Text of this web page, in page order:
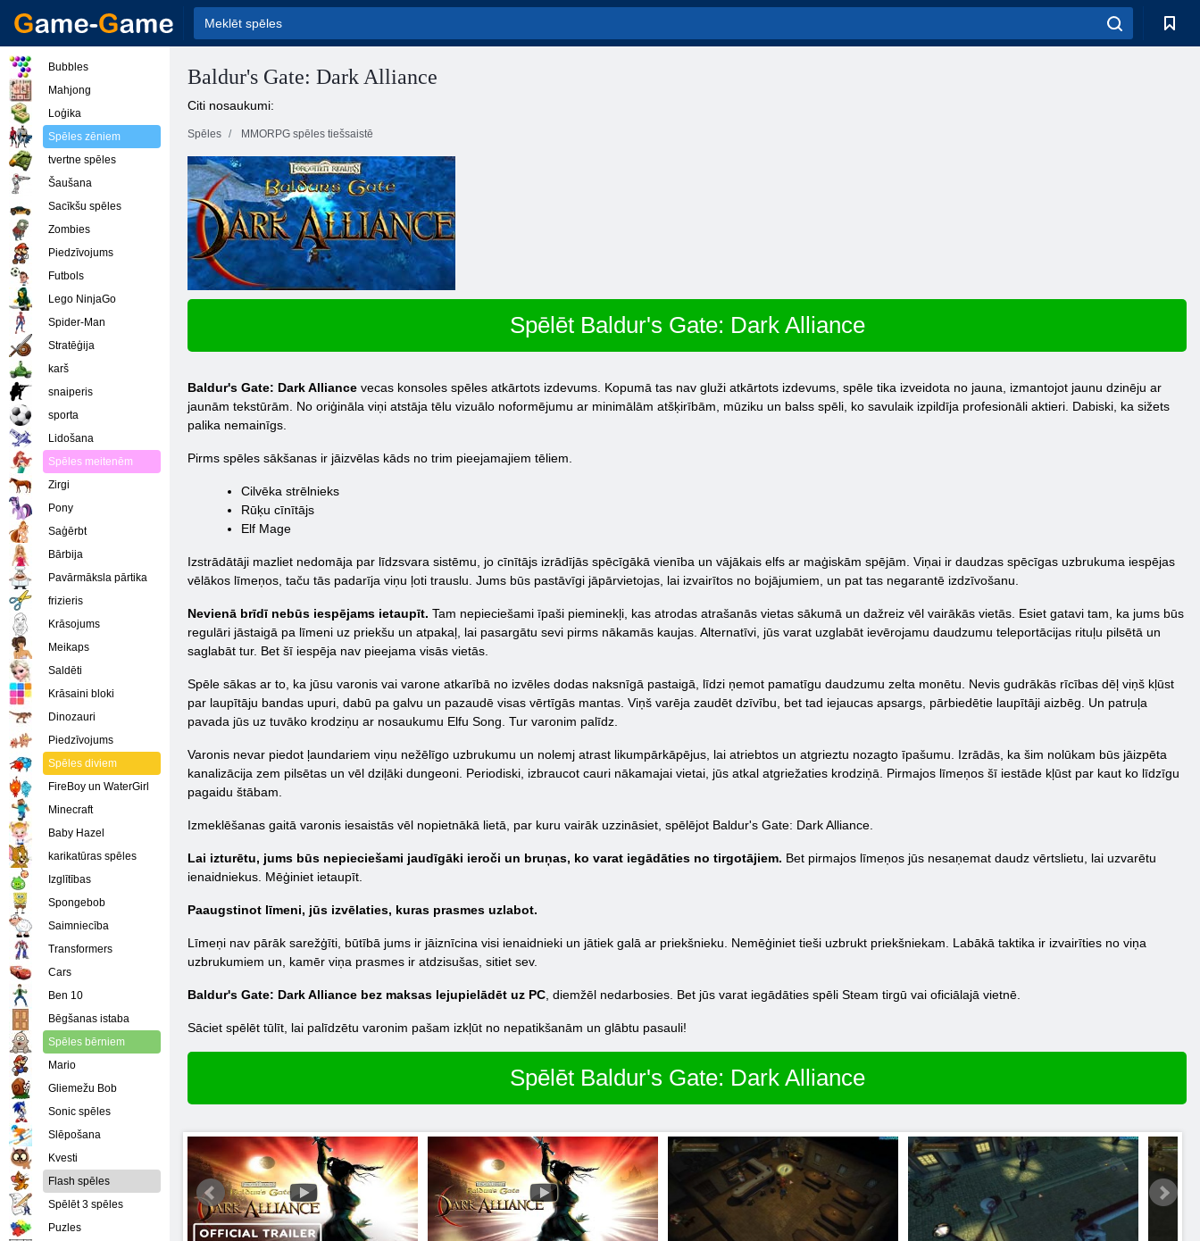
Baldur's Gate: Dark Alliance
Citi nosaukumi:
Spēles MMORPG spēles tiešsaistē
Spēlēt Baldur's Gate: Dark Alliance
Baldur's Gate: Dark Alliance vecas konsoles spēles atkārtots izdevums. Kopumā tas nav gluži atkārtots izdevums, spēle tika izveidota no jauna, izmantojot jaunu dzinēju ar
jaunām tekstūrām. No oriģināla viņi atstāja tēlu vizuālo noformējumu ar minimālām atšķirībām, mūziku un balss spēli, ko savulaik izpildīja profesionāli aktieri. Dabiski, ka sižets
palika nemainīgs.
Pirms spēles sākšanas ir jāizvēlas kāds no trim pieejamajiem tēliem.
Cilvēka strēlnieks
Rūķu cīnītājs
Elf Mage
Izstrādātāji mazliet nedomāja par līdzsvara sistēmu, jo cīnītājs izrādījās spēcīgākā vienība un vājākais elfs ar maģiskām spējām. Viņai ir daudzas spēcīgas uzbrukuma iespējas
vēlākos līmeņos, taču tās padarīja viņu ļoti trauslu. Jums būs pastāvīgi jāpārvietojas, lai izvairītos no bojājumiem, un pat tas negarantē izdzīvošanu.
Nevienā brīdī nebūs iespējams ietaupīt. Tam nepieciešami īpaši pieminekļi, kas atrodas atrašanās vietas sākumā un dažreiz vēl vairākās vietās. Esiet gatavi tam, ka jums būs
regulāri jāstaigā pa līmeni uz priekšu un atpakaļ, lai pasargātu sevi pirms nākamās kaujas. Alternatīvi, jūs varat uzglabāt ievērojamu daudzumu teleportācijas rituļu pilsētā un
saglabāt tur. Bet šī iespēja nav pieejama visās vietās.
Spēle sākas ar to, ka jūsu varonis vai varone atkarībā no izvēles dodas naksnīgā pastaigā, līdzi ņemot pamatīgu daudzumu zelta monētu. Nevis gudrākās rīcības dēļ viņš kļūst
par laupītāju bandas upuri, dabū pa galvu un pazaudē visas vērtīgās mantas. Viņš varēja zaudēt dzīvību, bet tad iejaucas apsargs, pārbiedētie laupītāji aizbēg. Un patruļa
pavada jūs uz tuvāko krodziņu ar nosaukumu Elfu Song. Tur varonim palīdz.
Varonis nevar piedot ļaundariem viņu nežēlīgo uzbrukumu un nolemj atrast likumpārkāpējus, lai atriebtos un atgrieztu nozagto īpašumu. Izrādās, ka šim nolūkam būs jāizpēta
kanalizācija zem pilsētas un vēl dziļāki dungeoni. Periodiski, izbraucot cauri nākamajai vietai, jūs atkal atgriežaties krodziņā. Pirmajos līmeņos šī iestāde kļūst par kaut ko līdzīgu
pagaidu štābam.
Izmeklēšanas gaitā varonis iesaistās vēl nopietnākā lietā, par kuru vairāk uzzināsiet, spēlējot Baldur's Gate: Dark Alliance.
Lai izturētu, jums būs nepieciešami jaudīgāki ieroči un bruņas, ko varat iegādāties no tirgotājiem. Bet pirmajos līmeņos jūs nesaņemat daudz vērtslietu, lai uzvarētu
ienaidniekus. Mēģiniet ietaupīt.
Paaugstinot līmeni, jūs izvēlaties, kuras prasmes uzlabot.
Līmeņi nav pārāk sarežģīti, būtībā jums ir jāiznīcina visi ienaidnieki un jātiek galā ar priekšnieku. Nemēģiniet tieši uzbrukt priekšniekam. Labākā taktika ir izvairīties no viņa
uzbrukumiem un, kamēr viņa prasmes ir atdzisušas, sitiet sev.
Baldur's Gate: Dark Alliance bez maksas lejupielādēt uz PC , diemžēl nedarbosies. Bet jūs varat iegādāties spēli Steam tirgū vai oficiālajā vietnē.
Sāciet spēlēt tūlīt, lai palīdzētu varonim pašam izkļūt no nepatikšanām un glābtu pasauli!
Spēlēt Baldur's Gate: Dark Alliance
Bubbles
Mahjong
Loģika
Spēles zēniem
tvertne spēles
Šaušana
Sacīkšu spēles
Zombies
Piedzīvojums
Futbols
Lego NinjaGo
Spider-Man
Stratēģija
karš
snaiperis
sporta
Lidošana
Spēles meitenēm
Zirgi
Pony
Saģērbt
Bārbija
Pavārmāksla pārtika
frizieris
Krāsojums
Meikaps
Saldēti
Krāsaini bloki
Dinozauri
Piedzīvojums
Spēles diviem
FireBoy un WaterGirl
Minecraft
Baby Hazel
karikatūras spēles
Izglītības
Spongebob
Saimniecība
Transformers
Cars
Ben 10
Bēgšanas istaba
Spēles bērniem
Mario
Gliemežu Bob
Sonic spēles
Slēpošana
Kvesti
Flash spēles
Spēlēt 3 spēles
Puzles